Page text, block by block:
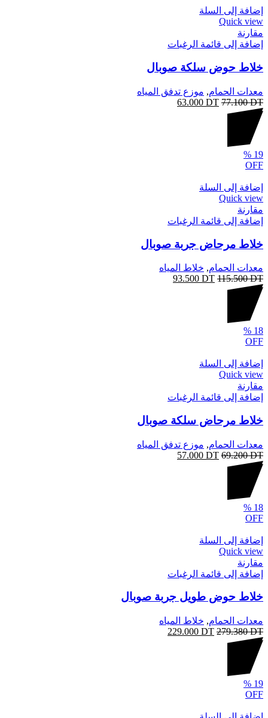
إضافة إلى السلة
Quick view
مقارنة
إضافة إلى قائمة الرغبات
خلاط حوض سلكة صوبال
معدات الحمام, موزع تدفق المياه
77.100DT
63.000 DT
19
%
OFF
إضافة إلى السلة
Quick view
مقارنة
إضافة إلى قائمة الرغبات
خلاط مرحاض جربة صوبال
معدات الحمام, خلاط المياه
115.500DT
93.500 DT
18
%
OFF
إضافة إلى السلة
Quick view
مقارنة
إضافة إلى قائمة الرغبات
خلاط مرحاض سلكة صوبال
معدات الحمام, موزع تدفق المياه
69.200DT
57.000 DT
18
%
OFF
إضافة إلى السلة
Quick view
مقارنة
إضافة إلى قائمة الرغبات
خلاط حوض طويل جربة صوبال
معدات الحمام, خلاط المياه
279.380DT
229.000 DT
19
%
OFF